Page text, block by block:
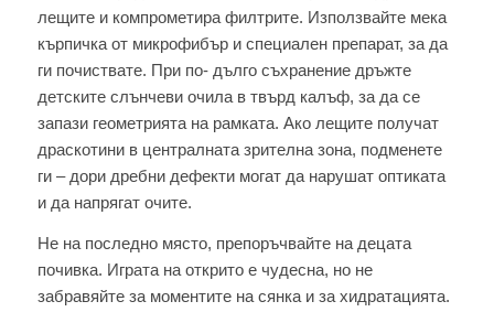
лещите и компрометира филтрите. Използвайте мека
кърпичка от микрофибър и специален препарат, за да
ги почиствате. При по‑ дълго съхранение дръжте
детските слънчеви очила в твърд калъф, за да се
запази геометрията на рамката. Ако лещите получат
драскотини в централната зрителна зона, подменете
ги – дори дребни дефекти могат да нарушат оптиката
и да напрягат очите.
Не на последно място, препоръчвайте на децата
почивка. Играта на открито е чудесна, но не
забравяйте за моментите на сянка и за хидратацията.